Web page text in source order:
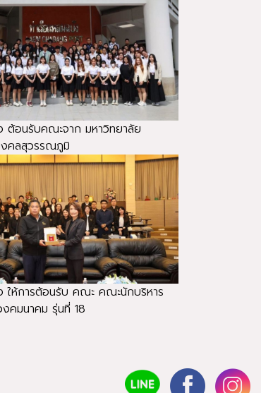
ต้อนรับคณะจาก มหาวิทยาลัย
งคลสุวรรณภูมิ
ให้การต้อนรับ คณะ คณะนักบริหาร
งคมนาคม รุ่นที่ 18